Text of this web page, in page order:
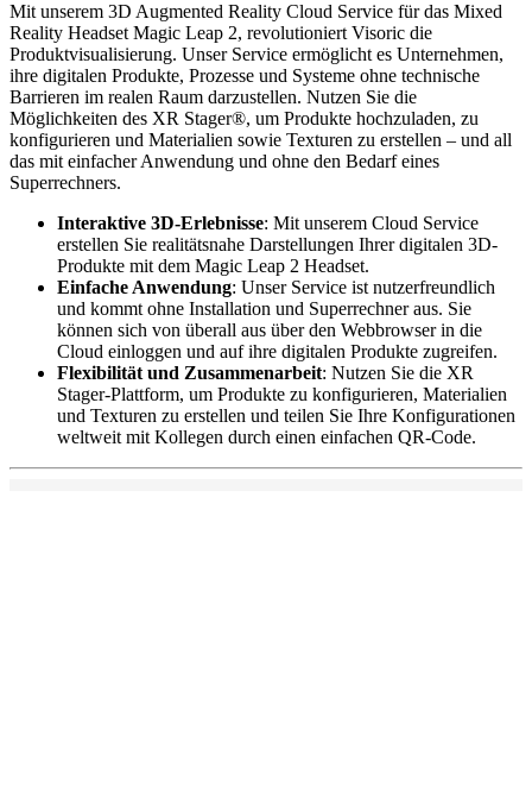
Mit unserem 3D Augmented Reality Cloud Service für das Mixed
Reality Headset Magic Leap 2, revolutioniert Visoric die
Produktvisualisierung. Unser Service ermöglicht es Unternehmen,
ihre digitalen Produkte, Prozesse und Systeme ohne technische
Barrieren im realen Raum darzustellen. Nutzen Sie die
Möglichkeiten des XR Stager®, um Produkte hochzuladen, zu
konfigurieren und Materialien sowie Texturen zu erstellen – und all
das mit einfacher Anwendung und ohne den Bedarf eines
Superrechners.
Interaktive 3D-Erlebnisse: Mit unserem Cloud Service
erstellen Sie realitätsnahe Darstellungen Ihrer digitalen 3D-
Produkte mit dem Magic Leap 2 Headset.
Einfache Anwendung: Unser Service ist nutzerfreundlich
und kommt ohne Installation und Superrechner aus. Sie
können sich von überall aus über den Webbrowser in die
Cloud einloggen und auf ihre digitalen Produkte zugreifen.
Flexibilität und Zusammenarbeit: Nutzen Sie die XR
Stager-Plattform, um Produkte zu konfigurieren, Materialien
und Texturen zu erstellen und teilen Sie Ihre Konfigurationen
weltweit mit Kollegen durch einen einfachen QR-Code.